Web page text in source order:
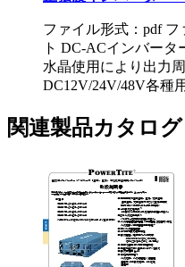
ファイル形式：pdf
ト DC-ACインバー
水晶使用により出力
DC12V/24V/48V各種
関連製品カタロ